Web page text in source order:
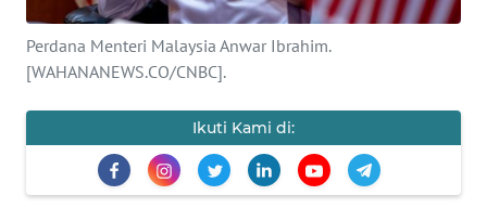
Perdana Menteri Malaysia Anwar Ibrahim.
[WAHANANEWS.CO/CNBC].
Ikuti Kami di:
PENDIDIKAN
OLAHRAGA